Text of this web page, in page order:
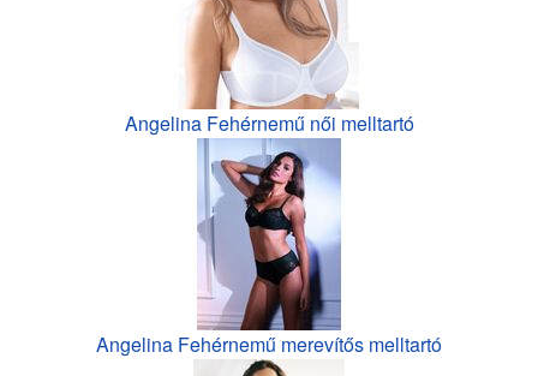
Angelina Fehérnemű női melltartó
Angelina Fehérnemű merevítős melltartó